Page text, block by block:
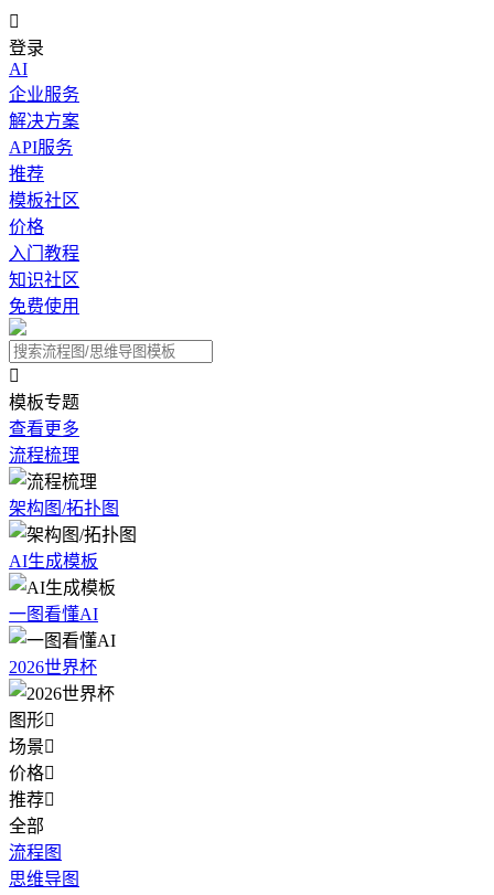

登录
AI
企业服务
解决方案
API服务
推荐
模板社区
价格
入门教程
知识社区
免费使用

模板专题
查看更多
流程梳理
架构图/拓扑图
AI生成模板
一图看懂AI
2026世界杯
图形
场景
价格
推荐
全部
流程图
思维导图